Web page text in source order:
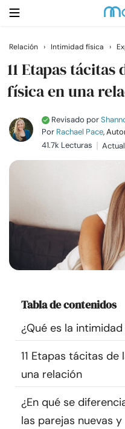
Buscar
Relaciones
Ayuda
Comunidad
Encuentra un
Idioma
Relación › Intimidad física ›
11 Etapas
física en una
Revisado por
Por Rachael Pace,
41.7k Lecturas
Tabla de contenidos
¿Qué es la
11 Etapas tácitas
una relación
¿En qué se
las parejas nuevas